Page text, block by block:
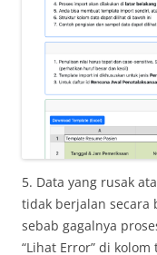
5. Data yang rusak
tidak berjalan secara
sebab gagalnya
“Lihat Error” di